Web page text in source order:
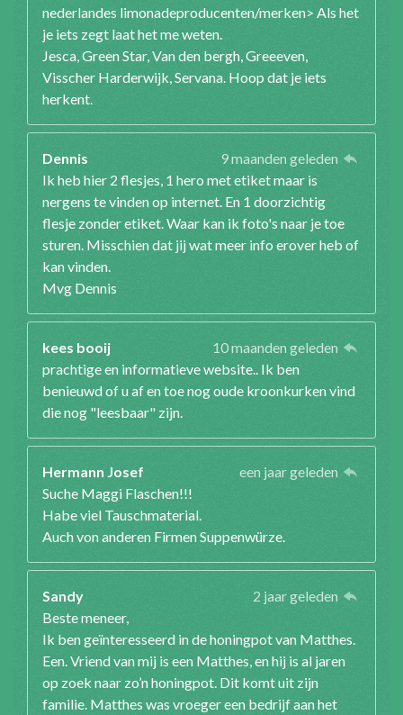
nederlandes limonadeproducenten/merken> Als het
je iets zegt laat het me weten.
Jesca, Green Star, Van den bergh, Greeeven,
Visscher Harderwijk, Servana. Hoop dat je iets
herkent.
Dennis
9 maanden geleden
Ik heb hier 2 flesjes, 1 hero met etiket maar is
nergens te vinden op internet. En 1 doorzichtig
flesje zonder etiket. Waar kan ik foto's naar je toe
sturen. Misschien dat jij wat meer info erover heb of
kan vinden.
Mvg Dennis
kees booij
10 maanden geleden
prachtige en informatieve website.. Ik ben
benieuwd of u af en toe nog oude kroonkurken vind
die nog "leesbaar" zijn.
Hermann Josef
een jaar geleden
Suche Maggi Flaschen!!!
Habe viel Tauschmaterial.
Auch von anderen Firmen Suppenwürze.
Sandy
2 jaar geleden
Beste meneer,
Ik ben geïnteresseerd in de honingpot van Matthes.
Een. Vriend van mij is een Matthes, en hij is al jaren
op zoek naar zo’n honingpot. Dit komt uit zijn
familie. Matthes was vroeger een bedrijf aan het